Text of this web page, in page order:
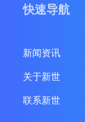
快速导航
新闻资讯
关于新世
联系新世